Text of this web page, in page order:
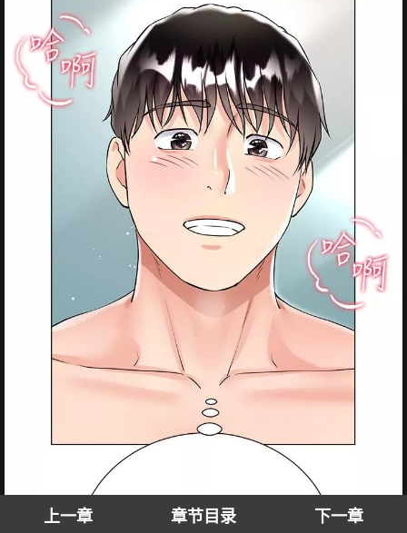
上一章 章节目录 下一章